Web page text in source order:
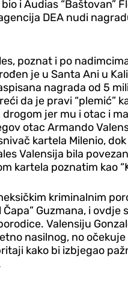
i Audias “Baštovan”
DEA nudi
poznat i po
rođen je u Santa Ani u
nagrada od 5
da je pravi “plemić”
jer mu i otac i
otac Armando
kartela Milenio,
Valensija bila
kartela poznatim kao
kriminalnim
Guzmana, i ovdje
Valensiju
nasilnog, no očekuje
kako bi izbjegao